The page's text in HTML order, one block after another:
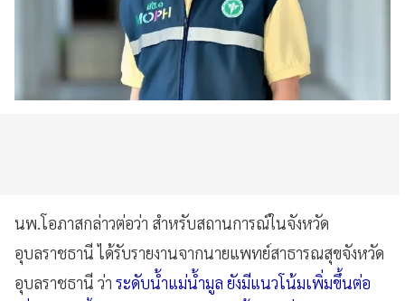
นพ.โอภาสกล่าวต่อว่า สำหรับสถานการณ์ในจังหวัด
อุบลราชธานี ได้รับรายงานจากนายแพทย์สาธารณสุขจังหวัด
อุบลราชธานี ว่า ระดับน้ำแม่น้ำมูล ยังมีแนวโน้มเพิ่มขึ้นต่อ